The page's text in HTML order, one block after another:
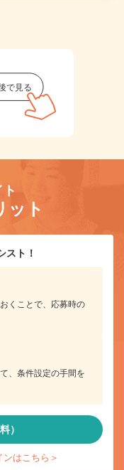
ット
スト！
くことで、応募時の
、条件設定の手間を
）
はこちら＞